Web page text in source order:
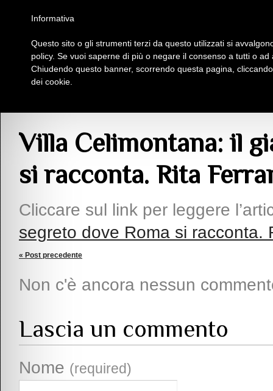
Insieme Per La Cultura
Villa Celimontana: il
si racconta. Rita
Cliccare sul link per leggere
segreto dove Roma si racconta.
« Post precedente
Non c'è ancora nessun
Lascia un commento
Nome (required)
Informativa
Questo sito o gli strumenti terzi da questo utilizzati si
policy. Se vuoi saperne di più o negare il consenso a tutti o
Chiudendo questo banner, scorrendo questa pagina,
dei cookie.